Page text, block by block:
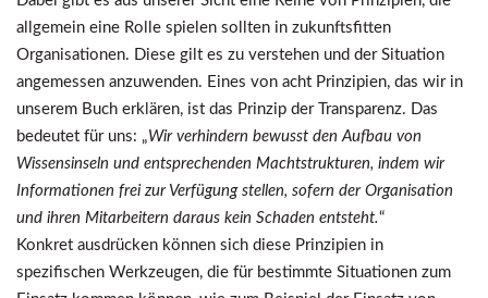
allgemein eine Rolle spielen sollten in zukunftsfitten
Organisationen. Diese gilt es zu verstehen und der Situation
angemessen anzuwenden. Eines von acht Prinzipien, das wir in
unserem Buch erklären, ist das Prinzip der Transparenz. Das
bedeutet für uns: „Wir verhindern bewusst den Aufbau von
Wissensinseln und entsprechenden Machtstrukturen, indem wir
Informationen frei zur Verfügung stellen, sofern der Organisation
und ihren Mitarbeitern daraus kein Schaden entsteht.“
Konkret ausdrücken können sich diese Prinzipien in
spezifischen Werkzeugen, die für bestimmte Situationen zum